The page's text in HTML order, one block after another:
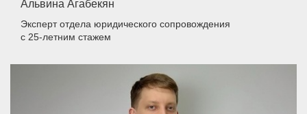
Альвина Агабекян
Эксперт отдела юридического сопровождения
с 25-летним стажем